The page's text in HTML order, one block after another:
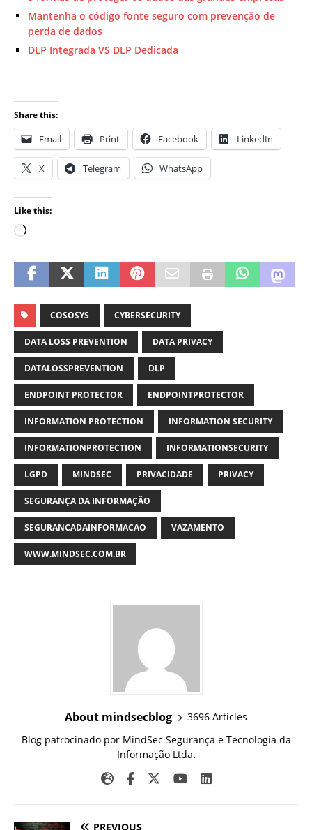
Mantenha o código fonte seguro com prevenção de
perda de dados
DLP Integrada VS DLP Dedicada
Share this:
Email Print Facebook LinkedIn
X Telegram WhatsApp
Like this:
COSOSYS CYBERSECURITY
DATA LOSS PREVENTION DATA PRIVACY
DATALOSSPREVENTION DLP
ENDPOINT PROTECTOR ENDPOINTPROTECTOR
INFORMATION PROTECTION INFORMATION SECURITY
INFORMATIONPROTECTION INFORMATIONSECURITY
LGPD MINDSEC PRIVACIDADE PRIVACY
SEGURANÇA DA INFORMAÇÃO
SEGURANCADAINFORMACAO VAZAMENTO
WWW.MINDSEC.COM.BR
About mindsecblog
3696 Articles
Blog patrocinado por MindSec Segurança e Tecnologia da
Informação Ltda.
PREVIOUS